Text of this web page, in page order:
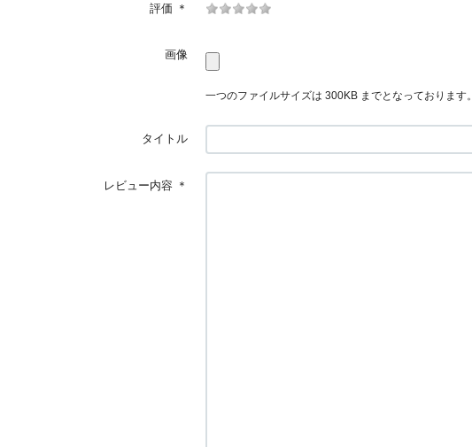
評価 ＊
画像
一つのファイルサイズは 300KB までとなっております。
タイトル
レビュー内容 ＊